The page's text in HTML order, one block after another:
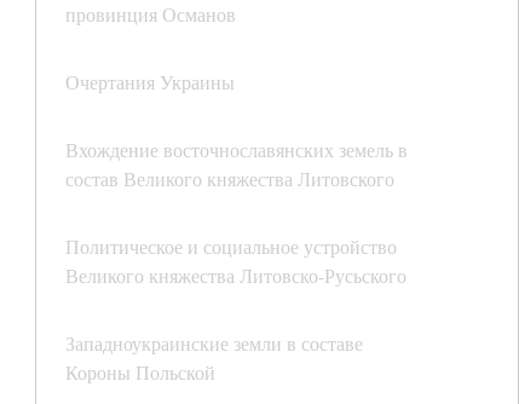
провинция Османов
Очертания Украины
Вхождение восточнославянских земель в
состав Великого княжества Литовского
Политическое и социальное устройство
Великого княжества Литовско-Русьского
Западноукраинские земли в составе
Короны Польской